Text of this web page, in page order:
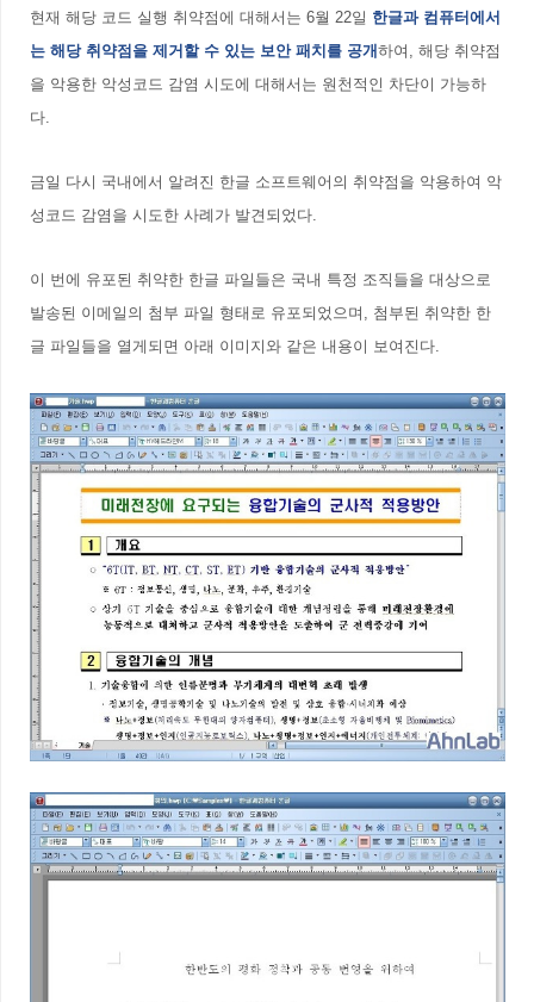
현재 해당 코드 실행 취약점에 대해서는 6월 22일 한글과 컴퓨터에서
는 해당 취약점을 제거할 수 있는 보안 패치를 공개하여, 해당 취약점
을 악용한 악성코드 감염 시도에 대해서는 원천적인 차단이 가능하
다.
금일 다시 국내에서 알려진 한글 소프트웨어의 취약점을 악용하여 악
성코드 감염을 시도한 사례가 발견되었다.
이 번에 유포된 취약한 한글 파일들은 국내 특정 조직들을 대상으로
발송된 이메일의 첨부 파일 형태로 유포되었으며, 첨부된 취약한 한
글 파일들을 열게되면 아래 이미지와 같은 내용이 보여진다.